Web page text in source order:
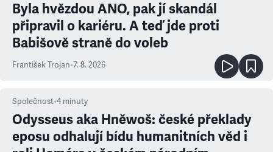
Byla hvězdou ANO, pak jí skandál
připravil o kariéru. A teď jde proti
Babišově straně do voleb
František Trojan•7. 8. 2026
Společnost•4 minuty
Odysseus aka Hněwoš: české překlady
eposu odhalují bídu humanitních věd i